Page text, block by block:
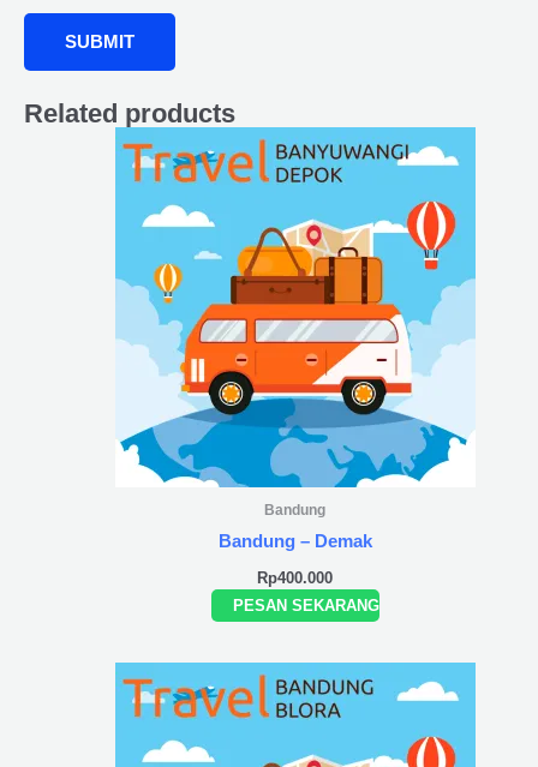
Related products
Bandung
Bandung – Demak
Rp400.000
PESAN SEKARANG